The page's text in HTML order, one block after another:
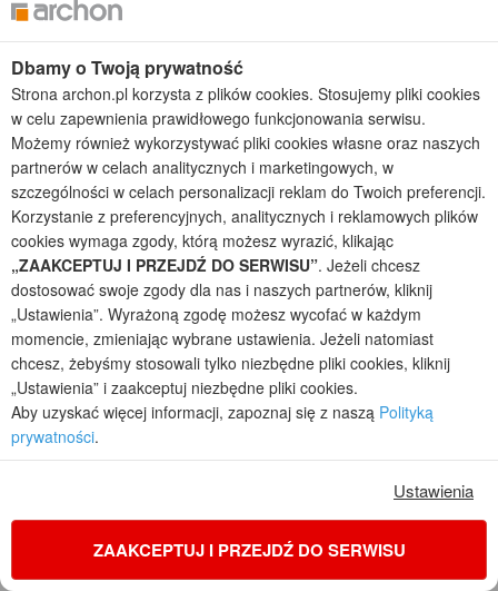
zdjęcie 9 z 24 zdjęcie 10 z 24
zdjęcie 11 z 24 zdjęcie 12 z 24
zdjęcie 14 z 24
Dbamy o Twoją prywatność
Strona archon.pl korzysta z plików cookies. Stosujemy pliki cookies
w celu zapewnienia prawidłowego funkcjonowania serwisu.
Możemy również wykorzystywać pliki cookies własne oraz naszych
partnerów w celach analitycznych i marketingowych, w
szczególności w celach personalizacji reklam do Twoich preferencji.
Korzystanie z preferencyjnych, analitycznych i reklamowych plików
cookies wymaga zgody, którą możesz wyrazić, klikając
„ZAAKCEPTUJ I PRZEJDŹ DO SERWISU”. Jeżeli chcesz
dostosować swoje zgody dla nas i naszych partnerów, kliknij
„Ustawienia”. Wyrażoną zgodę możesz wycofać w każdym
momencie, zmieniając wybrane ustawienia. Jeżeli natomiast
chcesz, żebyśmy stosowali tylko niezbędne pliki cookies, kliknij
„Ustawienia” i zaakceptuj niezbędne pliki cookies.
Aby uzyskać więcej informacji, zapoznaj się z naszą Polityką
prywatności.
Ustawienia
ZAAKCEPTUJ I PRZEJDŹ DO SERWISU